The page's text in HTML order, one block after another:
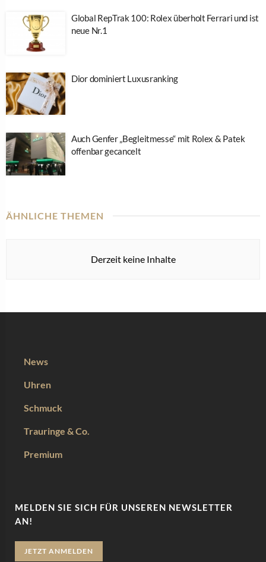
Global RepTrak 100: Rolex überholt Ferrari und ist
neue Nr.1
Dior dominiert Luxusranking
Auch Genfer „Begleitmesse“ mit Rolex & Patek
offenbar gecancelt
ÄHNLICHE THEMEN
Derzeit keine Inhalte
News
Uhren
Schmuck
Trauringe & Co.
Premium
MELDEN SIE SICH FÜR UNSEREN NEWSLETTER
AN!
JETZT ANMELDEN